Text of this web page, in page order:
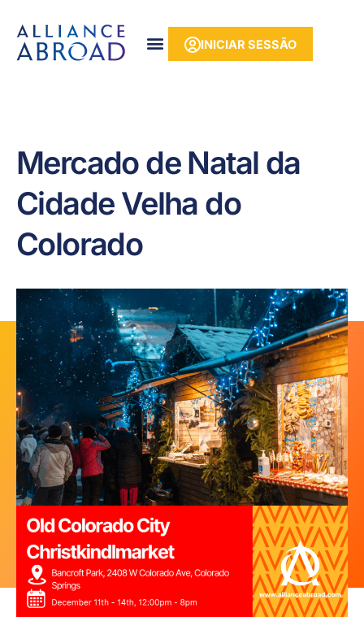
conteúdo
para
INICIAR SESSÃO
Mercado de Natal da
Cidade Velha do
Colorado